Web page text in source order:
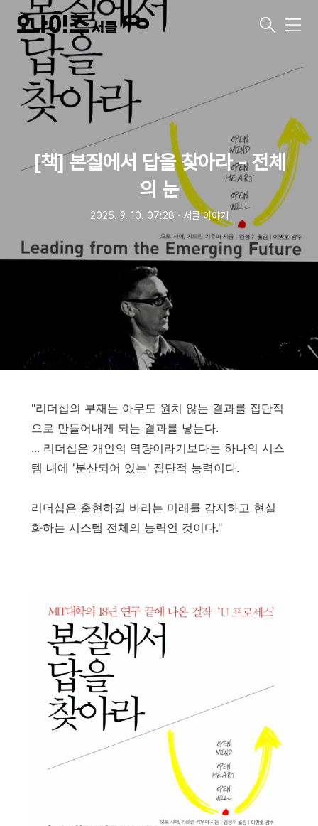
메
[책] 본질에서 답을 찾아라 - 전체
의 눈
2025. 9. 10. 07:28 ㆍ 서클 이야기
"리더십의 부재는 아무도 원치 않는 결과를 집단적
으로 만들어내게 되는 결과를 낳는다.
... 리더십은 개인의 역량이라기보다는 하나의 시스
템 내에 '분산되어 있는' 집단적 능력이다.
리더십은 출현하길 바라는 미래를 감지하고 현실
화하는 시스템 전체의 능력인 것이다."